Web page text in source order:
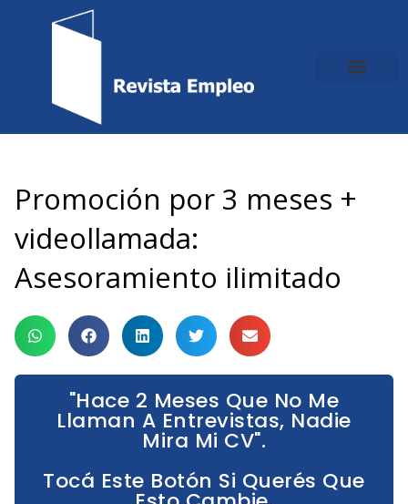
Promoción por 3 meses +
videollamada:
Asesoramiento ilimitado
"Hace 2 Meses Que No Me
Llaman A Entrevistas, Nadie
Mira Mi CV".
Tocá Este Botón Si Querés Que